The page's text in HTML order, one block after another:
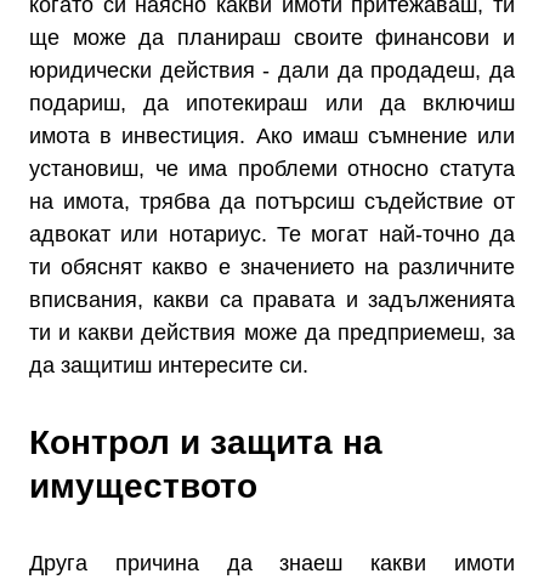
когато си наясно какви имоти притежаваш, ти
ще може да планираш своите финансови и
юридически действия - дали да продадеш, да
подариш, да ипотекираш или да включиш
имота в инвестиция. Ако имаш съмнение или
установиш, че има проблеми относно статута
на имота, трябва да потърсиш съдействие от
адвокат или нотариус. Те могат най-точно да
ти обяснят какво е значението на различните
вписвания, какви са правата и задълженията
ти и какви действия може да предприемеш, за
да защитиш интересите си.
Контрол и защита на
имуществото
Друга причина да знаеш какви имоти